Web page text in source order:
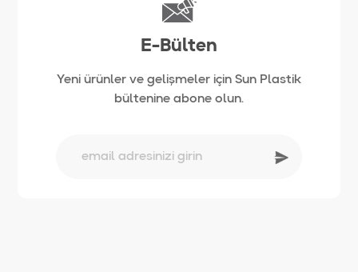
E-Bülten
Yeni ürünler ve gelişmeler için Sun Plastik
bültenine abone olun.